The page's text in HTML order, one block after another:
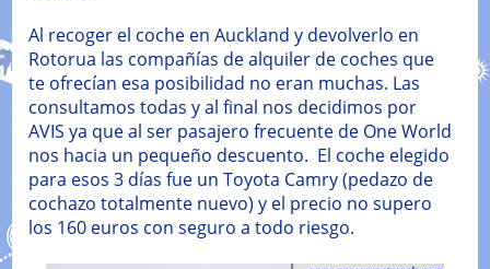
Al recoger el coche en Auckland y devolverlo en
Rotorua las compañías de alquiler de coches que
te ofrecían esa posibilidad no eran muchas. Las
consultamos todas y al final nos decidimos por
AVIS ya que al ser pasajero frecuente de One World
nos hacia un pequeño descuento. El coche elegido
para esos 3 días fue un Toyota Camry (pedazo de
cochazo totalmente nuevo) y el precio no supero
los 160 euros con seguro a todo riesgo.